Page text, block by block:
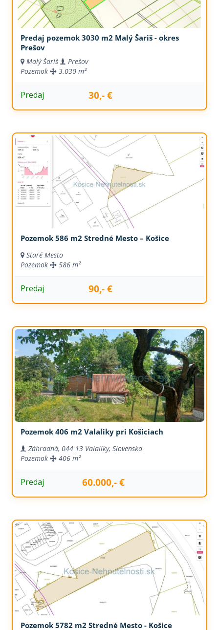
Predaj pozemok 3030 m2 Malý Šariš - okres
Prešov
Malý Šariš
Prešov
Pozemok
3.030 m²
Predaj 30,- €
Pozemok 586 m2 Stredné Mesto – Košice
Staré Mesto
Pozemok
586 m²
Predaj 90,- €
Pozemok 406 m2 Valaliky pri Košiciach
Záhradná, 044 13 Valaliky, Slovensko
Pozemok
406 m²
Predaj 60.000,- €
Pozemok 5782 m2 Stredné Mesto - Košice